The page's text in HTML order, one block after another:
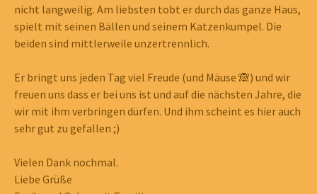
nicht langweilig. Am liebsten tobt er durch das ganze Haus,
spielt mit seinen Bällen und seinem Katzenkumpel. Die
beiden sind mittlerweile unzertrennlich.
Er bringt uns jeden Tag viel Freude (und Mäuse 🙈) und wir
freuen uns dass er bei uns ist und auf die nächsten Jahre, die
wir mit ihm verbringen dürfen. Und ihm scheint es hier auch
sehr gut zu gefallen ;)
Vielen Dank nochmal.
Liebe Grüße